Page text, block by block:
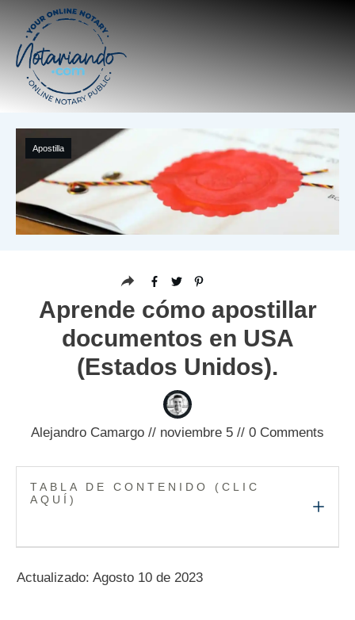
Apostilla
Aprende cómo apostillar
documentos en USA
(Estados Unidos).
Alejandro Camargo // noviembre 5 // 0 Comments
TABLA DE CONTENIDO (CLIC
AQUÍ)
Actualizado: Agosto 10 de 2023